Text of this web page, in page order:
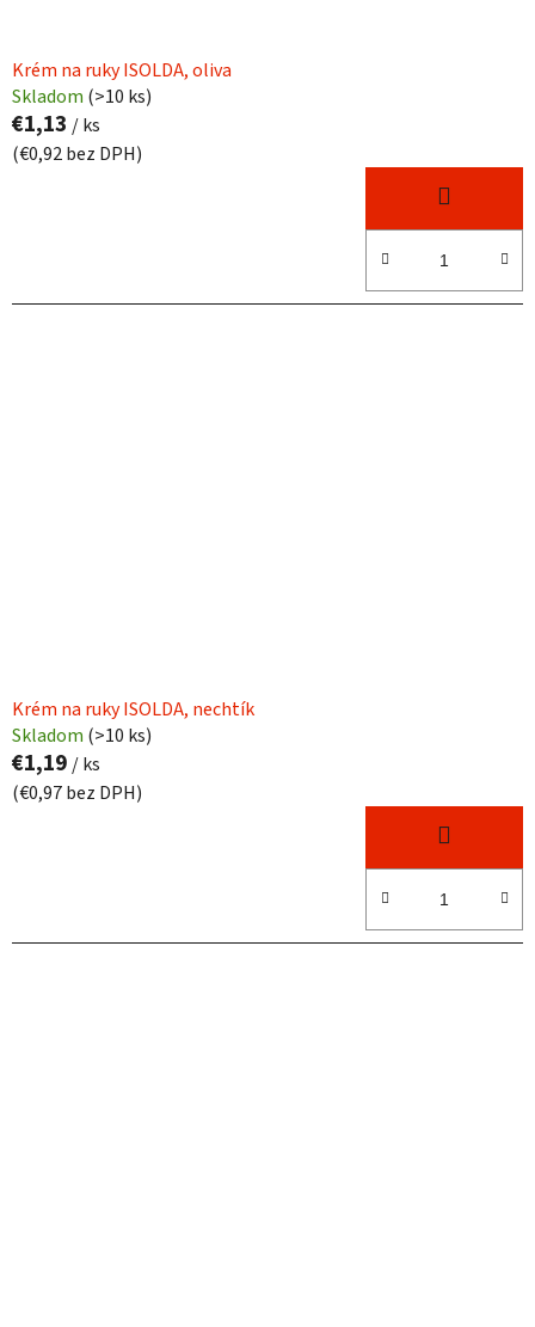
Krém na ruky ISOLDA, oliva
Skladom (>10 ks)
€1,13 / ks
(€0,92 bez DPH)
Krém na ruky ISOLDA, nechtík
Skladom (>10 ks)
€1,19 / ks
(€0,97 bez DPH)